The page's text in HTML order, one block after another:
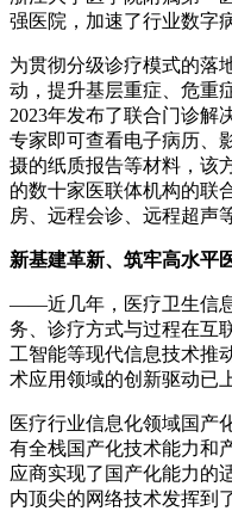
强医院，加速了行业数字
为贯彻分级诊疗模式的落
动，提升基层重症、危重
2023年发布了联合门诊解
专家即可查看电子病历、
摄的纸质报告等材料，该
的数十家医联体机构的联
房、远程会诊、远程超声
新基建革新、筑牢高水平
——近几年，医疗卫生信
务、诊疗方式与过程在互
工智能等现代信息技术推
术应用领域的创新驱动已
医疗行业信息化领域国产
有全栈国产化技术能力和
应商实现了国产化能力的
内顶尖的网络技术发挥到